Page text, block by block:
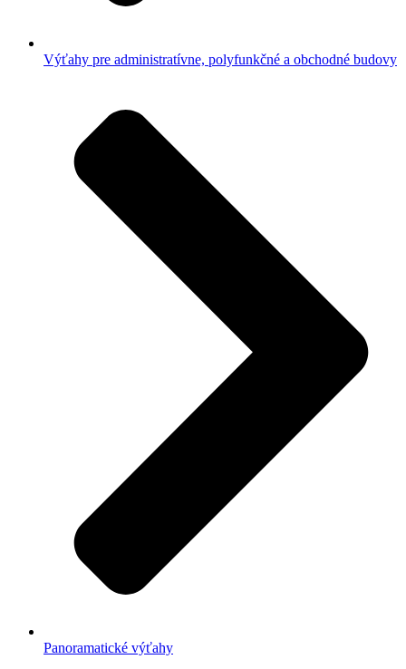
Výťahy pre administratívne, polyfunkčné a obchodné budovy
Panoramatické výťahy